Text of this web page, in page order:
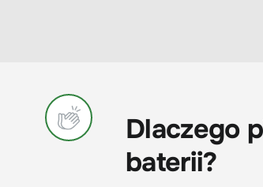
Dlaczego
baterii?